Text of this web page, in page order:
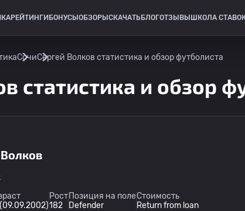
РЕЙТИНГИ БОНУСЫ ОБЗОРЫ СКАЧАТЬ БЛОГОТЗЫВЫ ШКОЛА
СочиСергей Волков статистика и обзор футболиста
статистика и обзор
Рост
182
Позиция на поле
Defender
Стоимость
Return from loan